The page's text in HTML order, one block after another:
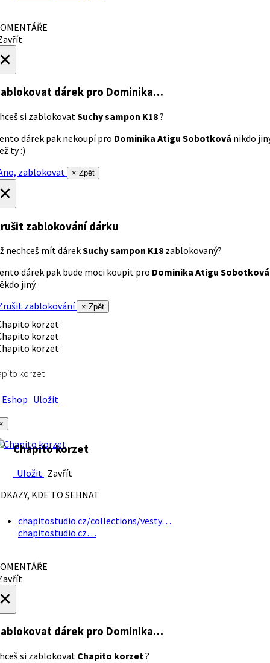
dárek pro Dominika…
si zablokovatSuchy sampon K18?
dárek pak nekoupí pro Dominika Atigu Sobotková nikdo
ty :)
zablokovat
× Zpět
zablokování dárku
nechceš mít dárekSuchy sampon K18 zablokovaný?
dárek pak bude moci koupit pro Dominika Atigu Sobotková
jiný.
zablokování
× Zpět
korzet
Uložit
Chapito korzet
Uložit Zavřít
KDE TO SEHNAT
chapitostudio.cz/collections/vesty…
chapitostudio.cz…
dárek pro Dominika…
si zablokovat Chapito korzet?